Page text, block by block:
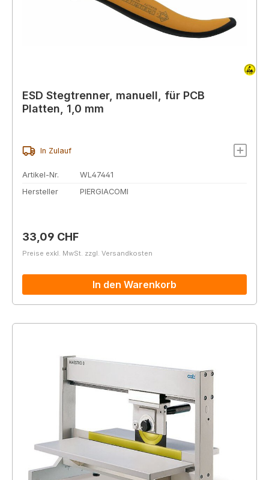
ESD Stegtrenner, manuell, für PCB
Platten, 1,0 mm
In Zulauf
Artikel-Nr.
WL47441
Hersteller
PIERGIACOMI
Regulärer Preis:
33,09 CHF
Preise exkl. MwSt. zzgl. Versandkosten
In den Warenkorb